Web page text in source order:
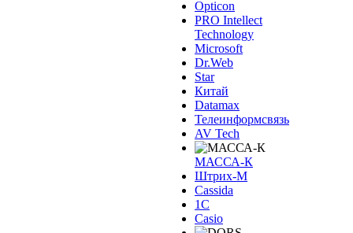
Opticon
PRO Intellect
Technology
Microsoft
Dr.Web
Star
Китай
Datamax
Телеинформсвязь
AV Tech
МАССА-К
Штрих-М
Cassida
1С
Casio